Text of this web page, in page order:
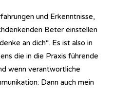
und Erkenntnisse,
Beter einstellen
an dich“. Es ist also in
die in die Praxis führende
wenn verantwortliche
Dann auch mein